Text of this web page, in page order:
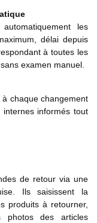
les
délai depuis
à toutes les
examen manuel.
chaque changement
informés tout
de retour via une
Ils saisissent la
produits à retourner,
photos des articles